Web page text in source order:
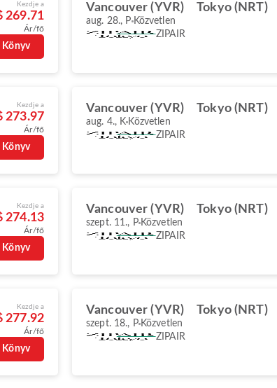
Kezdje a
269.71
Ár/fő
Könyv
Vancouver (YVR) Tokyo (NRT)
aug. 28., P Közvetlen
ZIPAIR
Kezdje a
273.97
Ár/fő
Könyv
Vancouver (YVR) Tokyo (NRT)
aug. 4., K Közvetlen
ZIPAIR
Kezdje a
274.13
Ár/fő
Könyv
Vancouver (YVR) Tokyo (NRT)
szept. 11., P Közvetlen
ZIPAIR
Kezdje a
277.92
Ár/fő
Könyv
Vancouver (YVR) Tokyo (NRT)
szept. 18., P Közvetlen
ZIPAIR